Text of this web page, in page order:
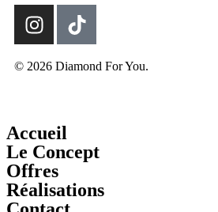
© 2026 Diamond For You.
Accueil
Le Concept
Offres
Réalisations